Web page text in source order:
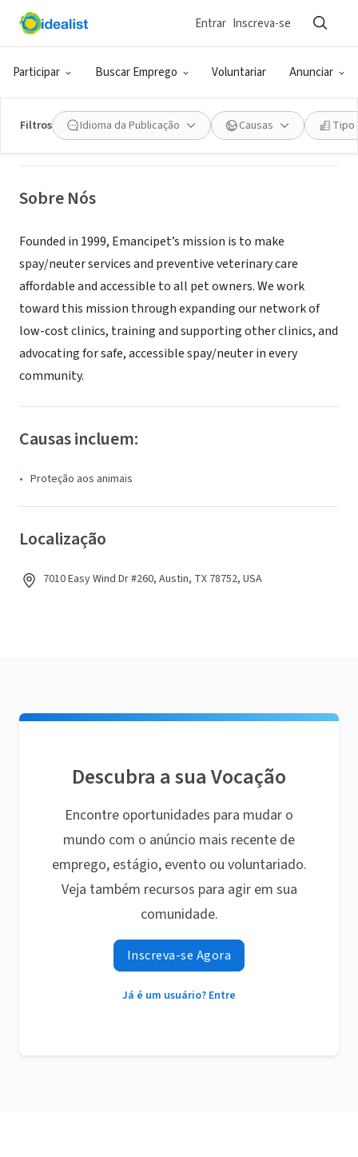
Participar Buscar Emprego Voluntariar Anunciar
Entrar Inscreva-se
Filtros Idioma da Publicação Causas Tipo
ONG (SETOR SOCIAL)
EMANCIPET
Sobre Nós
Founded in 1999, Emancipet’s mission is to make
spay/neuter services and preventive veterinary care
affordable and accessible to all pet owners. We work
toward this mission through expanding our network of
low-cost clinics, training and supporting other clinics, and
advocating for safe, accessible spay/neuter in every
community.
Causas incluem:
Proteção aos animais
Localização
7010 Easy Wind Dr #260, Austin, TX 78752, USA
Descubra a sua Vocação
Encontre oportunidades para mudar o
mundo com o anúncio mais recente de
emprego, estágio, evento ou voluntariado.
Veja também recursos para agir em sua
comunidade.
Inscreva-se Agora
Já é um usuário? Entre